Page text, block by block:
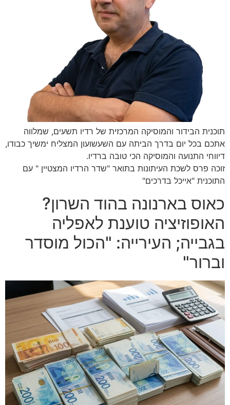
תוכנית הבידור והמוסיקה המרכזית של רדיו תשעים, שמלווה
אתכם בכל יום בדרך הביתה עם השעשועון המצליח ימשיך כבודו,
דיווחי התנועה והמוסיקה הכי טובה ברדיו.
זוכה פרס לשכת העיתונות בתואר "שדר הרדיו המצטיין " עם
התוכנית "אייכל בדרכים"
כאוס בארנונה בהוד השרון?
האופוזיציה טוענת לאפליה
בגבייה; העירייה: "הכול מוסדר
וברור"